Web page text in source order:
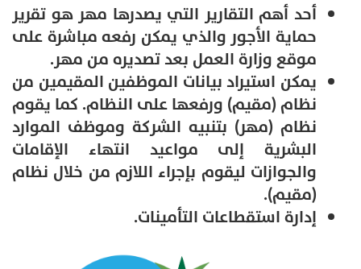
أحد أهم التقارير التي يصدرها مهر هو تقرير
حماية الأجور والذي يمكن رفعه مباشرة على
موقع وزارة العمل بعد تصديره من مهر.
يمكن استيراد بيانات الموظفين المقيمين من
نظام (مقيم) ورفعها على النظام. كما يقوم
نظام (مهر) بتنبيه الشركة وموظف الموارد
البشرية إلى مواعيد انتهاء الإقامات
والجوازات ليقوم بإجراء اللازم من خلال نظام
(مقيم).
إدارة استقطاعات التأمينات.